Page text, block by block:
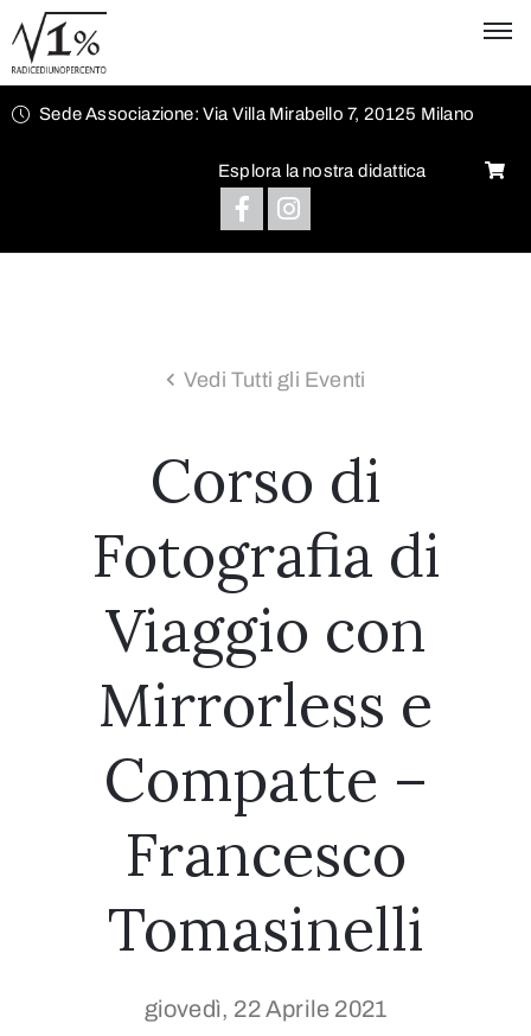
Sede Associazione: Via Villa Mirabello 7, 20125 Milano
Esplora la nostra didattica
Vedi Tutti gli Eventi
Corso di
Fotografia di
Viaggio con
Mirrorless e
Compatte –
Francesco
Tomasinelli
giovedì, 22 Aprile 2021